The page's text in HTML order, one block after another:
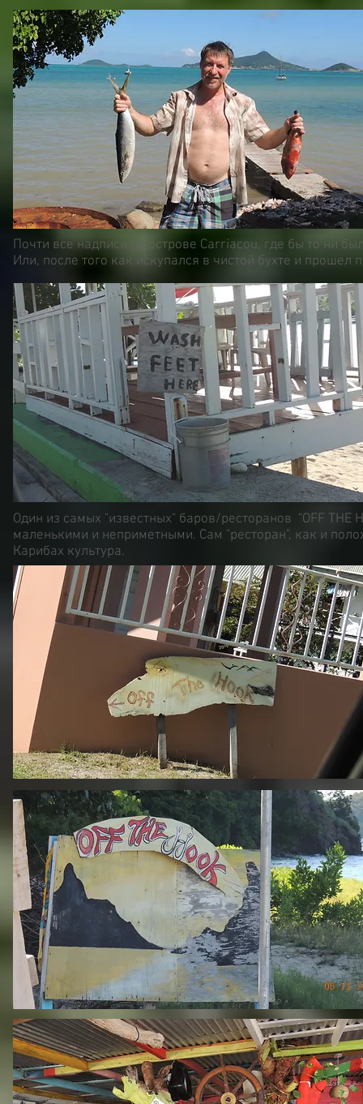
Почти все надписи на острове Carriacou, где бы то ни
Или, после того как искупался в чистой бухте и
Один из самых "известных" баров/ресторанов "OFF THE
маленькими и неприметными. Сам "ресторан", как и
Карибах культура.